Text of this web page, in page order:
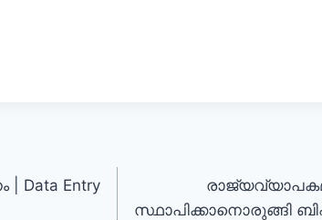
| Data Entry
സ്ഥാപിക്കാനൊരുങ്ങി